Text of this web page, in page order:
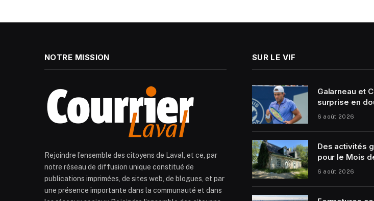
NOTRE MISSION
Rejoindre l’ensemble des citoyens de Laval, et ce, par
notre réseau de diffusion unique constitué de
publications imprimées, de sites web, de blogues, et par
une présence importante dans la communauté et dans
SUR LE VIF
Galarneau et
surprise en
6 août 2026
Des activités
pour le Mois
6 août 2026